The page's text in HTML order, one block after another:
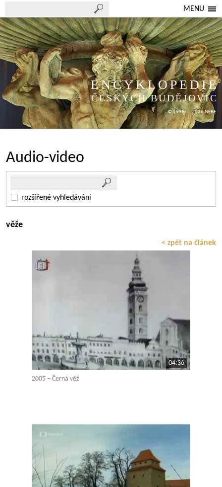
MENU
ENCYKLOPEDIE
ČESKÝCH BUDĚJOVIC
© 1998 — 2026 NEBE
Audio-video
rozšířené vyhledávání
věže
< zpět na článek
04:36
2005 – Černá věž